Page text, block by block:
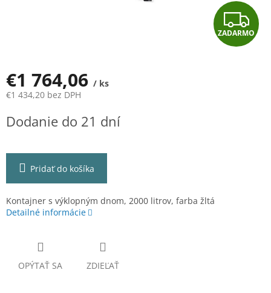
Z
A
ZADARMO
€1 764,06 / ks
€1 434,20 bez DPH
cena:
Dodanie do 21 dní
Pridať do košíka
Kontajner s výklopným dnom, 2000 litrov, farba žltá
Detailné informácie
OPÝTAŤ SA ZDIEĽAŤ